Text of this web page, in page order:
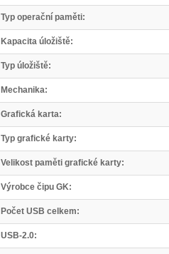
Typ operační paměti:
Kapacita úložiště:
Typ úložiště:
Mechanika:
Grafická karta:
Typ grafické karty:
Velikost paměti grafické karty:
Výrobce čipu GK:
Počet USB celkem:
USB-2.0: